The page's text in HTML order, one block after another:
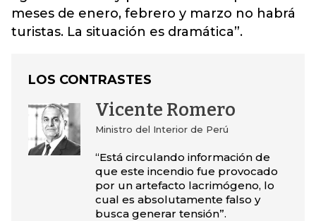
meses de enero, febrero y marzo no habrá
turistas. La situación es dramática”.
LOS CONTRASTES
Vicente Romero
Ministro del Interior de Perú
“Está circulando información de
que este incendio fue provocado
por un artefacto lacrimógeno, lo
cual es absolutamente falso y
busca generar tensión”.